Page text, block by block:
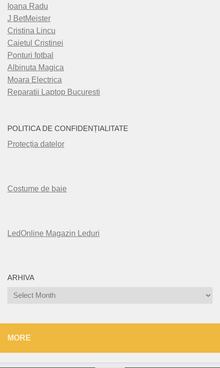
Ioana Radu
J BetMeister
Cristina Lincu
Caietul Cristinei
Ponturi fotbal
Albinuta Magica
Moara Electrica
Reparatii Laptop Bucuresti
POLITICA DE CONFIDENȚIALITATE
Protecția datelor
Costume de baie
LedOnline Magazin Leduri
ARHIVA
Arhiva
MORE